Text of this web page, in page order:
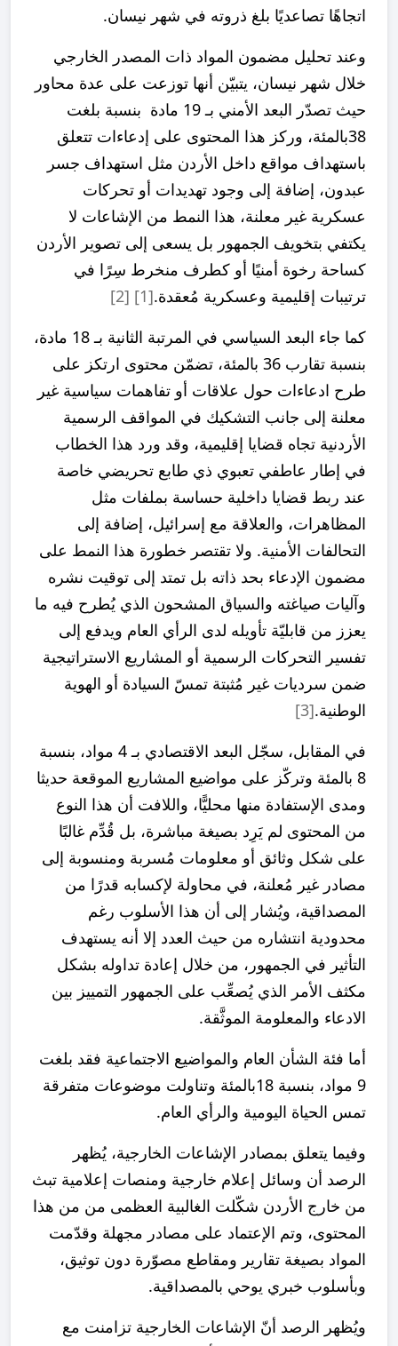
اتجاهًا تصاعديًا بلغ ذروته في شهر نيسان.
وعند تحليل مضمون المواد ذات المصدر الخارجي
خلال شهر نيسان، يتبيّن أنها توزعت على عدة محاور
حيث تصدّر البعد الأمني بـ 19 مادة بنسبة بلغت
38بالمئة، وركز هذا المحتوى على إدعاءات تتعلق
باستهداف مواقع داخل الأردن مثل استهداف جسر
عبدون، إضافة إلى وجود تهديدات أو تحركات
عسكرية غير معلنة، هذا النمط من الإشاعات لا
يكتفي بتخويف الجمهور بل يسعى إلى تصوير الأردن
كساحة رخوة أمنيًا أو كطرف منخرط سِرًا في
ترتيبات إقليمية وعسكرية مُعقدة.[1]
[2]
كما جاء البعد السياسي في المرتبة الثانية بـ 18 مادة،
بنسبة تقارب 36 بالمئة، تضمّن محتوى ارتكز على
طرح ادعاءات حول علاقات أو تفاهمات سياسية غير
معلنة إلى جانب التشكيك في المواقف الرسمية
الأردنية تجاه قضايا إقليمية، وقد ورد هذا الخطاب
في إطار عاطفي تعبوي ذي طابع تحريضي خاصة
عند ربط قضايا داخلية حساسة بملفات مثل
المظاهرات، والعلاقة مع إسرائيل، إضافة إلى
التحالفات الأمنية. ولا تقتصر خطورة هذا النمط على
مضمون الإدعاء بحد ذاته بل تمتد إلى توقيت نشره
وآليات صياغته والسياق المشحون الذي يُطرح فيه ما
يعزز من قابليّة تأويله لدى الرأي العام ويدفع إلى
تفسير التحركات الرسمية أو المشاريع الاستراتيجية
ضمن سرديات غير مُثبتة تمسّ السيادة أو الهوية
الوطنية.[3]
في المقابل، سجّل البعد الاقتصادي بـ 4 مواد، بنسبة
8 بالمئة وتركّز على مواضيع المشاريع الموقعة حديثا
ومدى الإستفادة منها محليًّا، واللافت أن هذا النوع
من المحتوى لم يَرِد بصيغة مباشرة، بل قُدِّم غالبًا
على شكل وثائق أو معلومات مُسربة ومنسوبة إلى
مصادر غير مُعلنة، في محاولة لإكسابه قدرًا من
المصداقية، ويُشار إلى أن هذا الأسلوب رغم
محدودية انتشاره من حيث العدد إلا أنه يستهدف
التأثير في الجمهور، من خلال إعادة تداوله بشكل
مكثف الأمر الذي يُصعِّب على الجمهور التمييز بين
الادعاء والمعلومة الموثَّقة.
أما فئة الشأن العام والمواضيع الاجتماعية فقد بلغت
9 مواد، بنسبة 18بالمئة وتناولت موضوعات متفرقة
تمس الحياة اليومية والرأي العام.
وفيما يتعلق بمصادر الإشاعات الخارجية، يُظهر
الرصد أن وسائل إعلام خارجية ومنصات إعلامية تبث
من خارج الأردن شكّلت الغالبية العظمى من من هذا
المحتوى، وتم الإعتماد على مصادر مجهلة وقدّمت
المواد بصيغة تقارير ومقاطع مصوّرة دون توثيق،
وبأسلوب خبري يوحي بالمصداقية.
ويُظهر الرصد أنّ الإشاعات الخارجية تزامنت مع